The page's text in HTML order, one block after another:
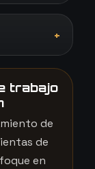
+
trabajo
de
de
en